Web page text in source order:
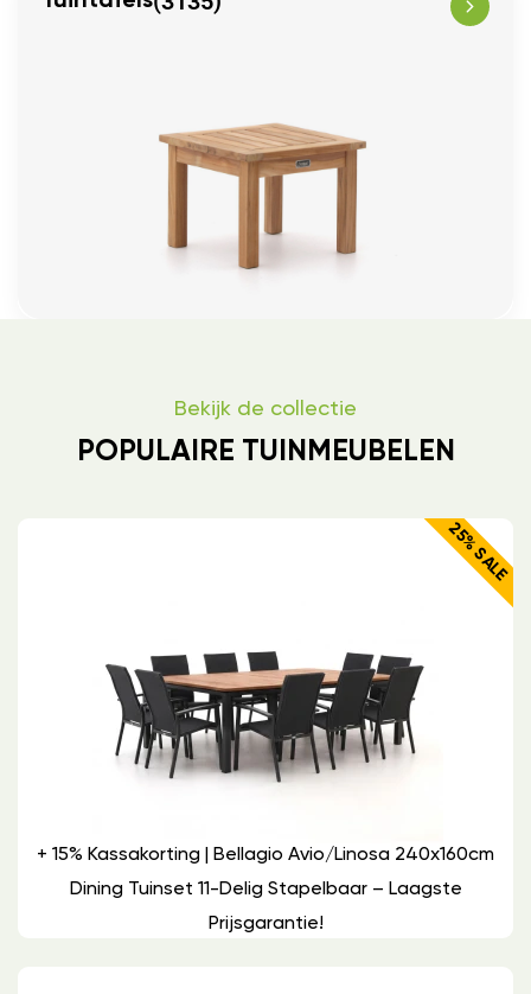
Bekijk de collectie
POPULAIRE TUINMEUBELEN
25% SALE
+ 15% Kassakorting | Bellagio Avio/Linosa 240x160cm
Dining Tuinset 11-Delig Stapelbaar – Laagste
Prijsgarantie!